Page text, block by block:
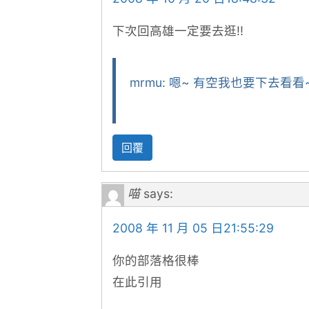
下次回高雄一定要去逛!!
mrmu: 嗯~ 有空我也要下去看
回覆
喵 says:
2008 年 11 月 05 日21:55:29
你的部落格很棒
在此引用